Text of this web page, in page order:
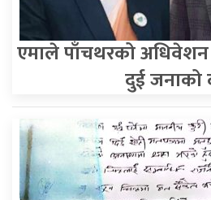
एमाले पाँचथरको
दुई जनाको